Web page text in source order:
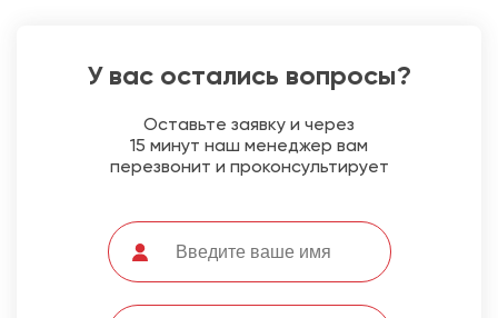
У вас остались вопросы?
Оставьте заявку и через
15 минут наш менеджер вам
перезвонит и проконсультирует